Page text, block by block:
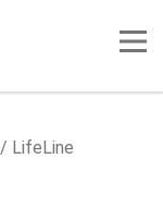
LifeLine